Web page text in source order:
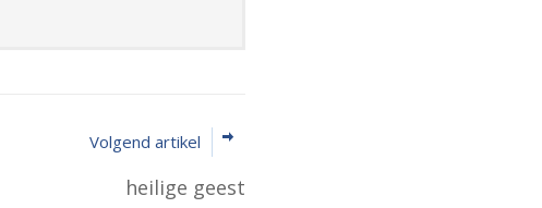
Volgend artikel
heilige geest